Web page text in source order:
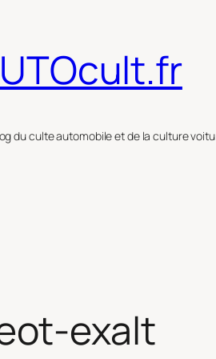
du culte automobile et de la culture
exalt